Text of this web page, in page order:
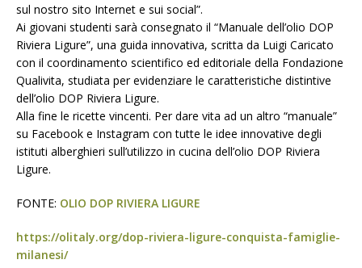
sul nostro sito Internet e sui social”.
Ai giovani studenti sarà consegnato il “Manuale dell’olio DOP
Riviera Ligure”, una guida innovativa, scritta da Luigi Caricato
con il coordinamento scientifico ed editoriale della Fondazione
Qualivita, studiata per evidenziare le caratteristiche distintive
dell’olio DOP Riviera Ligure.
Alla fine le ricette vincenti. Per dare vita ad un altro “manuale”
su Facebook e Instagram con tutte le idee innovative degli
istituti alberghieri sull’utilizzo in cucina dell’olio DOP Riviera
Ligure.
FONTE: OLIO DOP RIVIERA LIGURE
https://olitaly.org/dop-riviera-ligure-conquista-famiglie-
milanesi/